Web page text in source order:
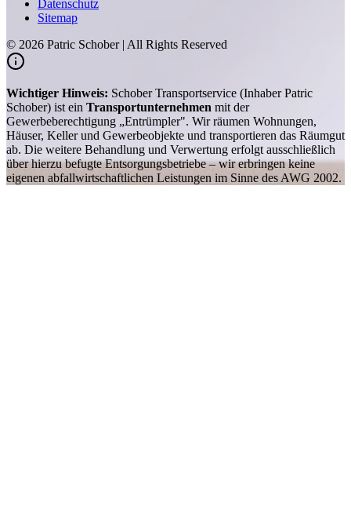
Datenschutz
Sitemap
© 2026 Patric Schober | All Rights Reserved
Wichtiger Hinweis: Schober Transportservice (Inhaber Patric
Schober) ist ein Transportunternehmen mit der
Gewerbeberechtigung „Entrümpler". Wir räumen Wohnungen,
Häuser, Keller und Gewerbeobjekte und transportieren das Räumgut
ab. Die weitere Behandlung und Verwertung erfolgt ausschließlich
über hierzu befugte Entsorgungsbetriebe – wir erbringen keine
eigenen abfallwirtschaftlichen Leistungen im Sinne des AWG 2002.